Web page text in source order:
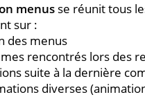
menus se réunit tous
sur :
des menus
rencontrés lors des
suite à la dernière
diverses